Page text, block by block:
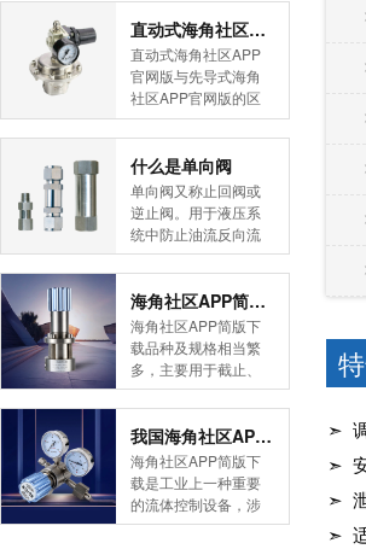
➣ 调
➣ 安
➣
➣
直动式海角社区APP官网版与先导式海角社区APP官网版的区别
直动式海角社区APP
官网版与先导式海角
社区APP官网版的区
别是什么？HJBA8海
角论坛海角社区APP
简版下载告诉您！先
导式海角社区APP官
网版是采用控制阀体
内的启闭件的开度来
调节介质的流量，将
介质的压力降低，同
时借助阀后压力的作
用调节启闭件的开
度，使阀后压力保持
在一定范围内，在进
口压力不断变化的情
在设定的范围内，保
护其后的生活生产器
具。本类海角社区
APP简版下载在管......
什么是单向阀
单向阀又称止回阀或
逆止阀。用于液压系
统中防止油流反向流
动,或者用于气动系统
中防止压缩空气逆向
流动。今天HJBA8海
角论坛海角社区APP
简版下载为您介绍一
下什么是单向阀。
一、简介单向阀有直
通式和直角式两种。
直通式单向阀用螺纹
连接安装在管路上。
直角式单向阀有螺纹
连接、板式连接和法
兰连接三种形式。液
海角社区APP简版下载的维护保养方式有哪些
海角社区APP简版下
载品种及规格相当繁
多，主要用于截止、
导流、稳压、分流
等，用途广泛。正确
和有序有效的维护保
养会保护海角社区
APP简版下载，使海
角社区APP简版下载
正常发挥功能并且延
我国海角社区APP简版下载市场的现状及前景如何
海角社区APP简版下
载是工业上一种重要
的流体控制设备，涉
及到国民经济诸多部